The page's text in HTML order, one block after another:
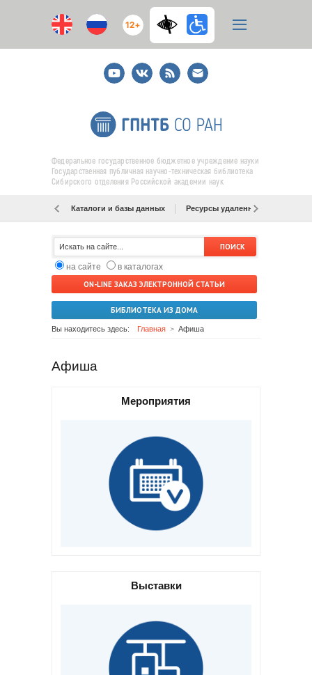
12+
YoutubeВКонтакте
RSS
E-
mail
подписка
Федеральное государственное бюджетное учреждение науки
Государственная публичная научно-техническая библиотека
Сибирского отделения Российской академии наук
Каталоги и базы данных Ресурсы удаленного доступа
на сайте
в каталогах
ON-LINE ЗАКАЗ ЭЛЕКТРОННОЙ СТАТЬИ
БИБЛИОТЕКА ИЗ ДОМА
Вы находитесь здесь: Главная Афиша
Афиша
Мероприятия
Выставки